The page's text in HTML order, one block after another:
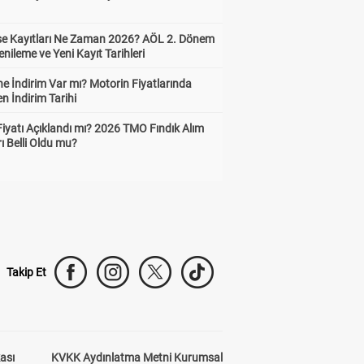
Kayıtları Ne Zaman 2026? AÖL 2. Dönem
ve Yeni Kayıt Tarihleri
İndirim Var mı? Motorin Fiyatlarında
İndirim Tarihi
Açıklandı mı? 2026 TMO Fındık Alım
Belli Oldu mu?
Takip Et
KVKK Aydınlatma Metni Kurumsal